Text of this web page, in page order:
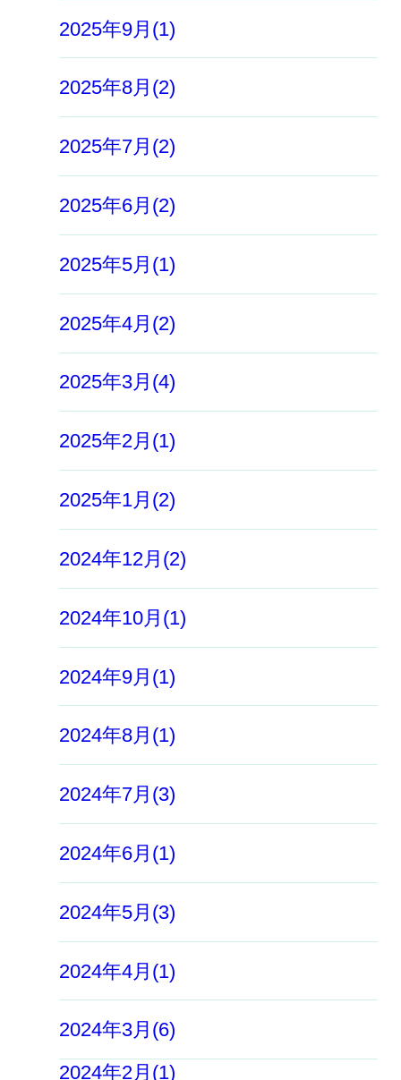
2025年9月(1)
2025年8月(2)
2025年7月(2)
2025年6月(2)
2025年5月(1)
2025年4月(2)
2025年3月(4)
2025年2月(1)
2025年1月(2)
2024年12月(2)
2024年10月(1)
2024年9月(1)
2024年8月(1)
2024年7月(3)
2024年6月(1)
2024年5月(3)
2024年4月(1)
2024年3月(6)
2024年2月(1)